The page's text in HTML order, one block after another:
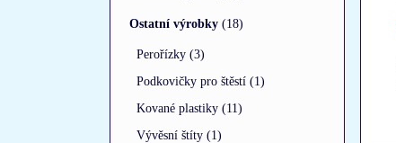
Ostatní výrobky (18)
Perořízky (3)
Podkovičky pro štěstí (1)
Kované plastiky (11)
Vývěsní štíty (1)